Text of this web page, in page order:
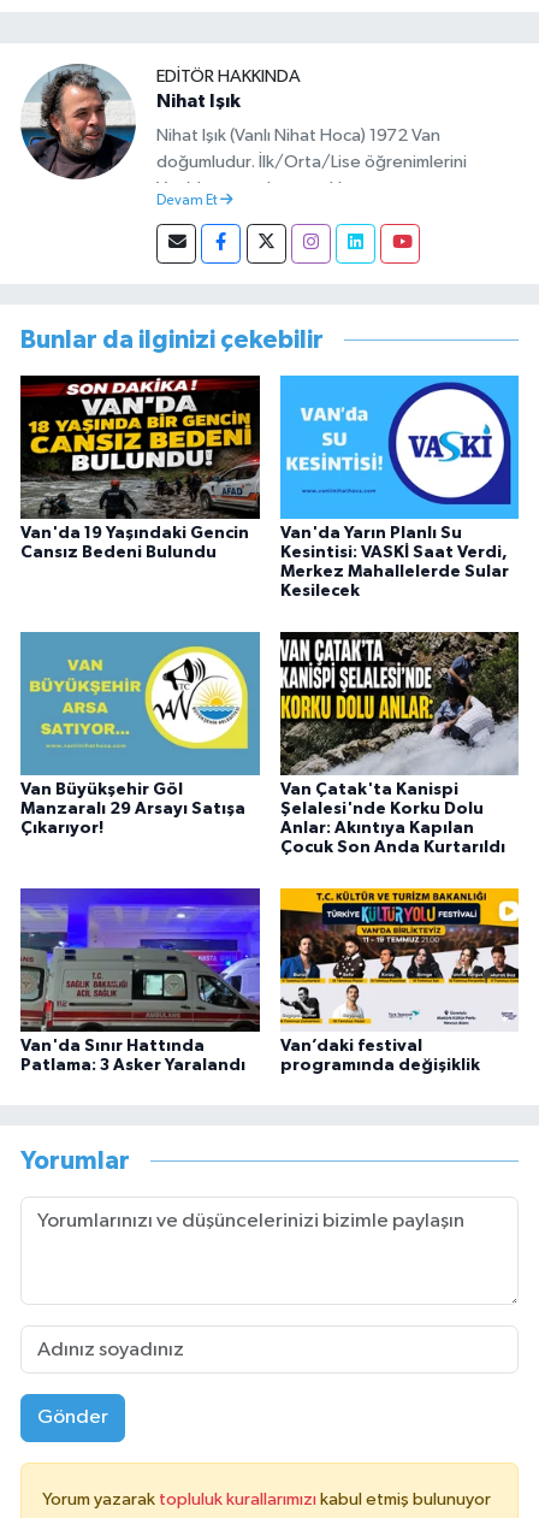
EDITÖR HAKKINDA
Nihat Işık
Nihat Işık (Vanlı Nihat Hoca) 1972 Van
doğumludur. İlk/Orta/Lise öğrenimlerini
Van’da tamamlamıştır. Hacettepe mezunu
başlamıştır. Asteğmen olarak yaptığı vatani
görevi dönüşü Van Sosyal Hizmetler İl
görevini yürütürken istifa edip sosyal medyayı
tercih etmiştir.
Devam Et
Bunlar da ilginizi çekebilir
Van'da 19 Yaşındaki Gencin
Cansız Bedeni Bulundu
Van'da Yarın Planlı Su
Kesintisi: VASKİ Saat Verdi,
Merkez Mahallelerde Sular
Kesilecek
Van Büyükşehir Göl
Manzaralı 29 Arsayı Satışa
Çıkarıyor!
Van Çatak'ta Kanispi
Şelalesi'nde Korku Dolu
Anlar: Akıntıya Kapılan
Çocuk Son Anda Kurtarıldı
Van'da Sınır Hattında
Patlama: 3 Asker Yaralandı
Van’daki festival
programında değişiklik
Yorumlar
Gönder
Yorum yazarak topluluk kurallarımızı kabul etmiş bulunuyor